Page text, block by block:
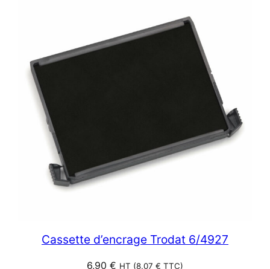
Cassette d’encrage Trodat 6/4927
6,90 € HT (8,07 € TTC)